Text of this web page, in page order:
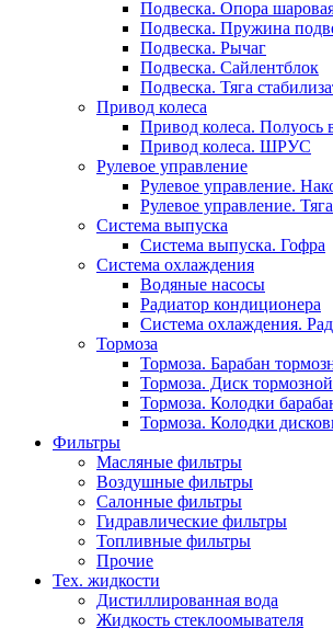
Подвеска. Опора
Подвеска. Пружина
Подвеска. Рычаг
Подвеска. Сайлентблок
Подвеска. Тяга
Привод колеса
Привод колеса. Полуось
Привод колеса. ШРУС
Рулевое управление
Рулевое управление.
Рулевое управление.
Система выпуска
Система выпуска. Гофра
Система охлаждения
Водяные насосы
Радиатор кондиционера
Система охлаждения.
Тормоза
Тормоза. Барабан
Тормоза. Диск тормозной
Тормоза. Колодки
Тормоза. Колодки
Фильтры
Масляные фильтры
Воздушные фильтры
Салонные фильтры
Гидравлические фильтры
Топливные фильтры
Прочие
Тех. жидкости
Дистиллированная вода
Жидкость стеклоомывателя